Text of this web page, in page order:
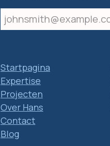
Startpagina
Expertise
Projecten
Over Hans
Contact
Blog